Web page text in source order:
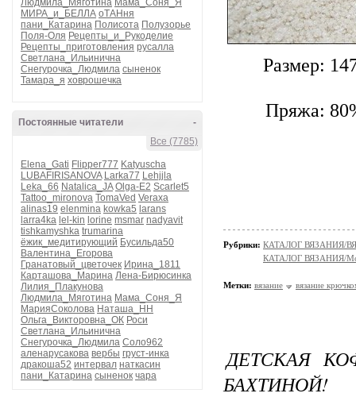
Людмила_Мяготина Мама_Соня_Я
МИРА_и_БЕЛЛА оТАНня
пани_Катарина Полисота Полузорье
Поля-Оля Рецепты_и_Рукоделие
Рецепты_приготовления русалла
Светлана_Ильинична
Снегурочка_Людмила сыненок
Тамара_я ховрошечка
-
Постоянные читатели
Все (7785)
Elena_Gati Flipper777 Katyuscha
LUBAFIRISANOVA Larka77 Lehjjla
Leka_66 Natalica_JA Olga-E2 Scarlet5
Tattoo_mironova TomaVed Veraxa
alinas19 elenmina kowka5 larans
larra4ka lel-kin lorine msmar nadyavit
tishkamyshka trumarina
ёжик_медитирующий Бусильда50
Валентина_Егорова
Гранатовый_цветочек Ирина_1811
Карташова_Марина Лена-Бирюсинка
Лилия_Плакунова
Людмила_Мяготина Мама_Соня_Я
МарияСоколова Наташа_НН
Ольга_Викторовна_ОК Роси
Светлана_Ильинична
Снегурочка_Людмила Соло962
аленарусакова вербы груст-инка
дракоша52 интервал наткасин
пани_Катарина сыненок чара
Размер:
Пряжа:
Рубрики: КАТАЛОГ ВЯЗАНИЯ/
КАТАЛОГ ВЯЗАНИЯ/
Метки: вязание вязание
ДЕТСКАЯ
БАХТИНОЙ!